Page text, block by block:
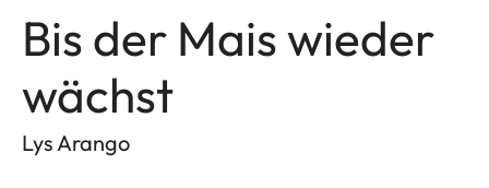
Bis der Mais wieder
wächst
Lys Arango